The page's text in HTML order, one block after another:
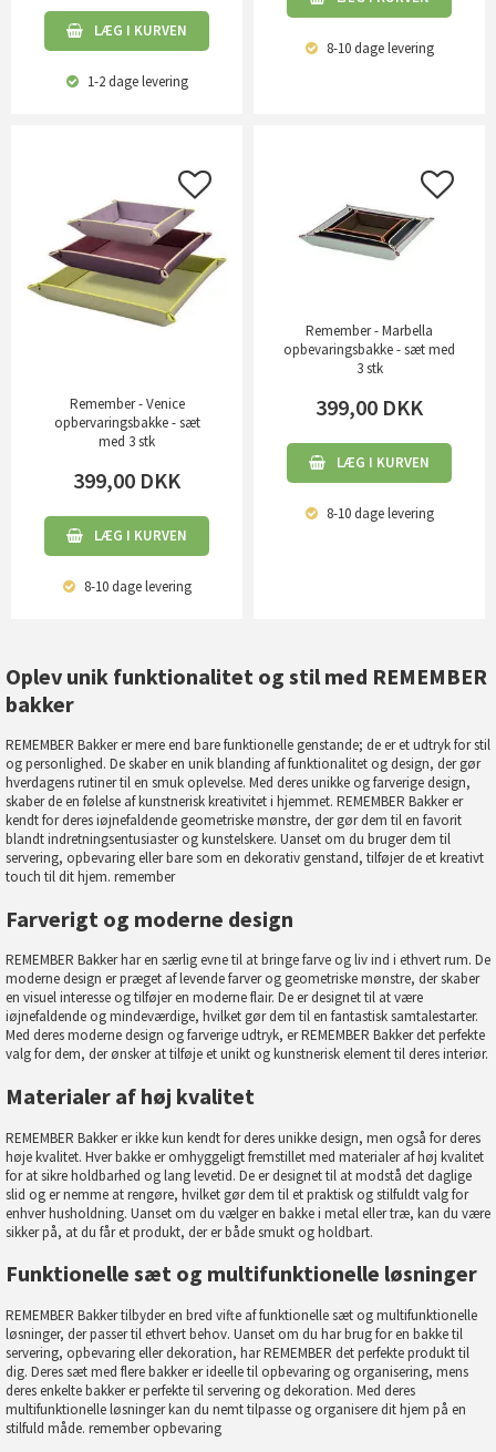
LÆG I KURVEN
1-2 dagelevering
8-10 dagelevering
Remember - Venice
opbervaringsbakke - sæt
med 3 stk
399,00 DKK
LÆG I KURVEN
8-10 dagelevering
Remember - Marbella
opbevaringsbakke - sæt med
3 stk
399,00 DKK
LÆG I KURVEN
8-10 dagelevering
Oplev unik funktionalitet og stil med REMEMBER
bakker
REMEMBER Bakker er mere end bare funktionelle genstande; de er et udtryk for stil
og personlighed. De skaber en unik blanding af funktionalitet og design, der gør
hverdagens rutiner til en smuk oplevelse. Med deres unikke og farverige design,
skaber de en følelse af kunstnerisk kreativitet i hjemmet. REMEMBER Bakker er
kendt for deres iøjnefaldende geometriske mønstre, der gør dem til en favorit
blandt indretningsentusiaster og kunstelskere. Uanset om du bruger dem til
servering, opbevaring eller bare som en dekorativ genstand, tilføjer de et kreativt
touch til dit hjem. remember
Farverigt og moderne design
REMEMBER Bakker har en særlig evne til at bringe farve og liv ind i ethvert rum. De
moderne design er præget af levende farver og geometriske mønstre, der skaber
en visuel interesse og tilføjer en moderne flair. De er designet til at være
iøjnefaldende og mindeværdige, hvilket gør dem til en fantastisk samtalestarter.
Med deres moderne design og farverige udtryk, er REMEMBER Bakker det perfekte
valg for dem, der ønsker at tilføje et unikt og kunstnerisk element til deres interiør.
Materialer af høj kvalitet
REMEMBER Bakker er ikke kun kendt for deres unikke design, men også for deres
høje kvalitet. Hver bakke er omhyggeligt fremstillet med materialer af høj kvalitet
for at sikre holdbarhed og lang levetid. De er designet til at modstå det daglige
slid og er nemme at rengøre, hvilket gør dem til et praktisk og stilfuldt valg for
enhver husholdning. Uanset om du vælger en bakke i metal eller træ, kan du være
sikker på, at du får et produkt, der er både smukt og holdbart.
Funktionelle sæt og multifunktionelle løsninger
REMEMBER Bakker tilbyder en bred vifte af funktionelle sæt og multifunktionelle
løsninger, der passer til ethvert behov. Uanset om du har brug for en bakke til
servering, opbevaring eller dekoration, har REMEMBER det perfekte produkt til
dig. Deres sæt med flere bakker er ideelle til opbevaring og organisering, mens
deres enkelte bakker er perfekte til servering og dekoration. Med deres
multifunktionelle løsninger kan du nemt tilpasse og organisere dit hjem på en
stilfuld måde. remember opbevaring